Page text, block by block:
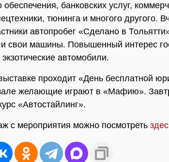
обеспечения, банковских услуг,
тюнинга и многого другого.
автопробег «Сделано в
свои машины. Повышенный интерес
автомобили.
проходит «День бесплатной
желающие играют в «Мафию».
«Автостайлинг».
с мероприятия можно посмотреть